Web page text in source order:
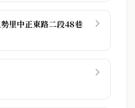
里中正東路二段48巷